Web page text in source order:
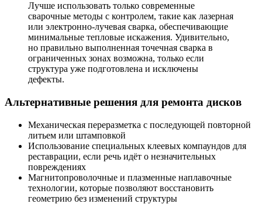
Лучше использовать только современные
сварочные методы с контролем, такие как лазерная
или электронно-лучевая сварка, обеспечивающие
минимальные тепловые искажения. Удивительно,
но правильно выполненная точечная сварка в
ограниченных зонах возможна, только если
структура уже подготовлена и исключены
дефекты.
Альтернативные решения для ремонта дисков
Механическая переразметка с последующей повторной
литьем или штамповкой
Использование специальных клеевых компаундов для
реставрации, если речь идёт о незначительных
повреждениях
Магнитопроволочные и плазменные наплавочные
технологии, которые позволяют восстановить
геометрию без изменений структуры